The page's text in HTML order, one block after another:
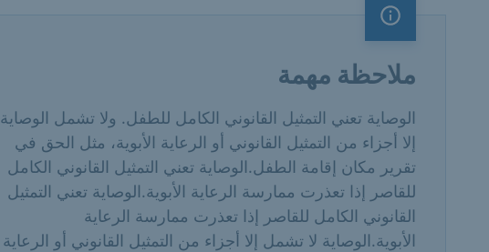
ملاحظة مهمة
ملاحظة مهمة
الوصاية تعني التمثيل القانوني الكامل للطفل. ولا تشمل الوصاية
إلا أجزاء من التمثيل القانوني أو الرعاية الأبوية، مثل الحق في
تقرير مكان إقامة الطفل.الوصاية تعني التمثيل القانوني الكامل
للقاصر إذا تعذرت ممارسة الرعاية الأبوية.الوصاية تعني التمثيل
القانوني الكامل للقاصر إذا تعذرت ممارسة الرعاية
الأبوية.الوصاية لا تشمل إلا أجزاء من التمثيل القانوني أو الرعاية